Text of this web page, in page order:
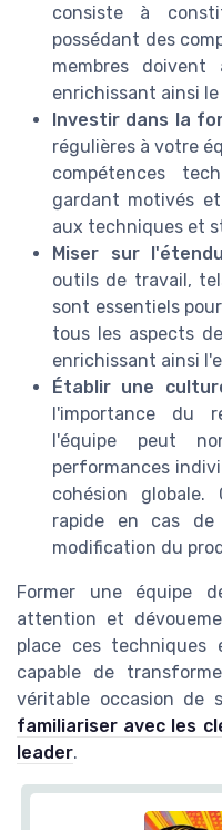
consiste à
possédant des
membres doivent
enrichissant ainsi
Investir dans la
régulières à votre
compétences
gardant motivés
aux techniques et
Miser sur
outils de travail,
sont essentiels
tous les aspects
enrichissant ainsi
Établir une
l'importance du
l'équipe peut
performances
cohésion
rapide en cas
modification du
Former une équipe
attention et
place ces techniques
capable de
véritable occasion de
familiariser avec les
leader.